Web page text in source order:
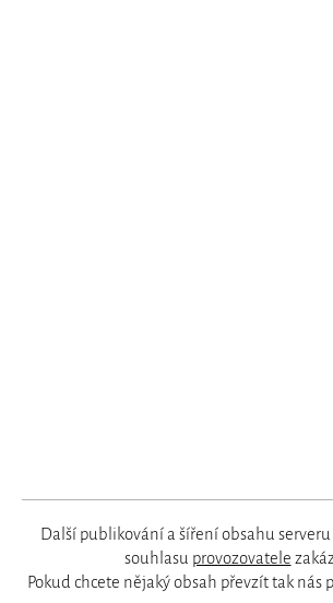
Další publikování a šíření obsahu
souhlasu provozovatele
Pokud chcete nějaký obsah převzít tak nás